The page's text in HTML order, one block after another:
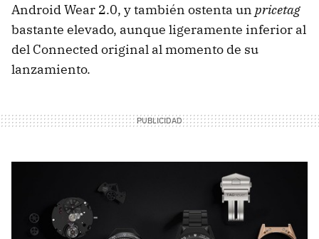
Android Wear 2.0, y también ostenta un pricetag
bastante elevado, aunque ligeramente inferior al
del Connected original al momento de su
lanzamiento.